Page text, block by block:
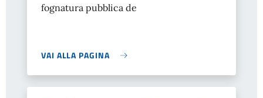
fognatura pubblica de
VAI ALLA PAGINA